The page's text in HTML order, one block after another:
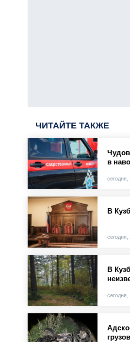
ЧИТАЙТЕ ТАКЖЕ
в
сегодня,
В
сегодня,
В
сегодня,